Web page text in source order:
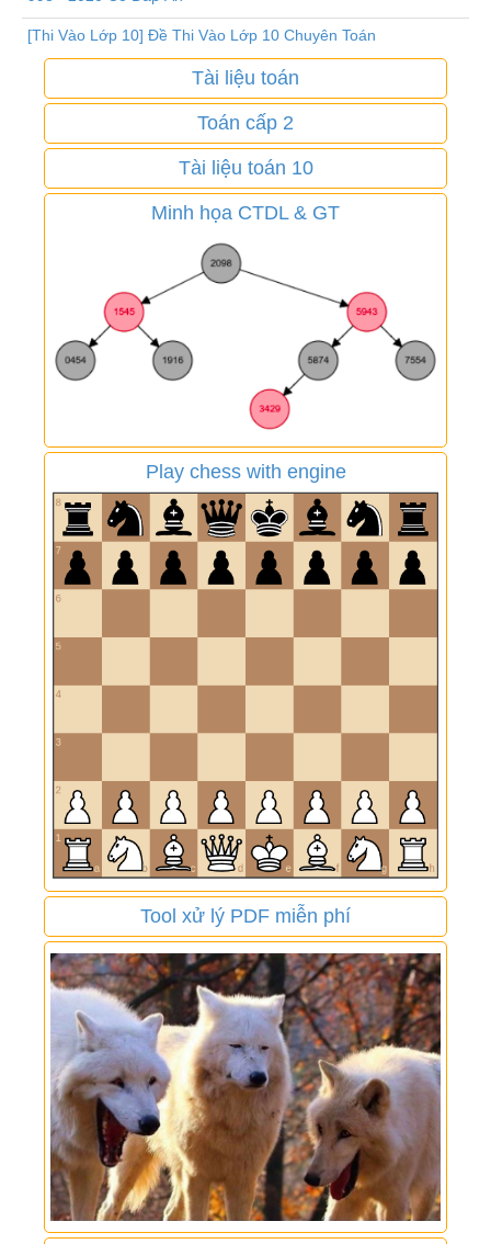
[Thi Vào Lớp 10] Đề Thi Vào Lớp 10 Chuyên Toán
Tài liệu toán
Toán cấp 2
Tài liệu toán 10
Minh họa CTDL & GT
Play chess with engine
Tool xử lý PDF miễn phí